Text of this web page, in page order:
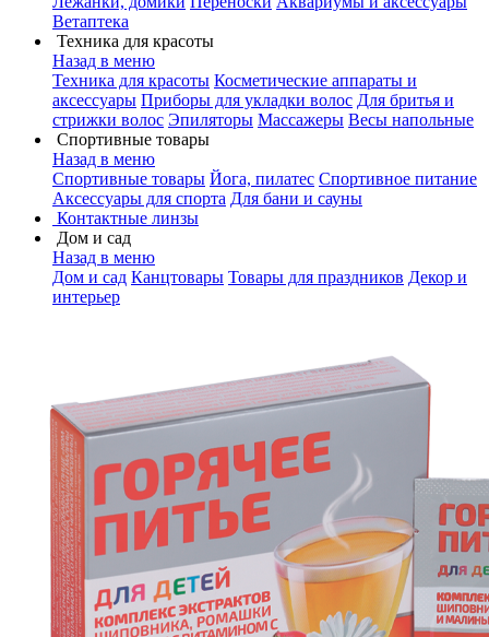
Ветаптека
Техника для красоты
Назад в меню
Техника для красоты Косметические аппараты и
аксессуары Приборы для укладки волос Для бритья и
стрижки волос Эпиляторы Массажеры Весы напольные
Спортивные товары
Назад в меню
Спортивные товары Йога, пилатес Спортивное питание
Аксессуары для спорта Для бани и сауны
Контактные линзы
Дом и сад
Назад в меню
Дом и сад Канцтовары Товары для праздников Декор и
интерьер